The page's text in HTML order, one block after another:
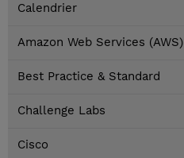
Calendrier
Amazon Web Services (AWS)
Best Practice & Standard
Challenge Labs
Cisco